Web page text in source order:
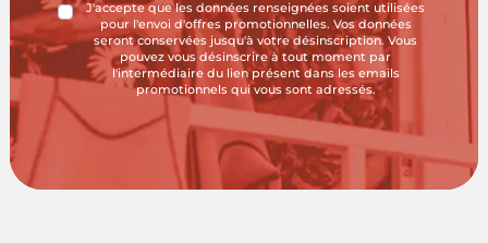
J'accepte que les données renseignées soient utilisées
pour l'envoi d'offres promotionnelles. Vos données
seront conservées jusqu'à votre désinscription. Vous
pouvez vous désinscrire à tout moment par
l'intermédiaire du lien présent dans les emails
promotionnels qui vous sont adressés.